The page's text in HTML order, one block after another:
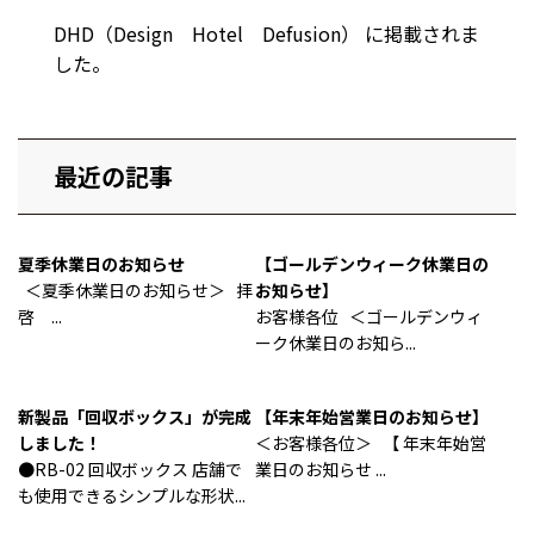
DHD（Design Hotel Defusion） に掲載されま
した。
最近の記事
夏季休業日のお知らせ
＜夏季休業日のお知らせ＞ 拝
啓 ...
【ゴールデンウィーク休業日の
お知らせ】
お客様各位 ＜ゴールデンウィ
ーク休業日のお知ら...
新製品「回収ボックス」が完成
しました！
●RB-02 回収ボックス 店舗で
も使用できるシンプルな形状...
【年末年始営業日のお知らせ】
＜お客様各位＞ 【 年末年始営
業日のお知らせ ...